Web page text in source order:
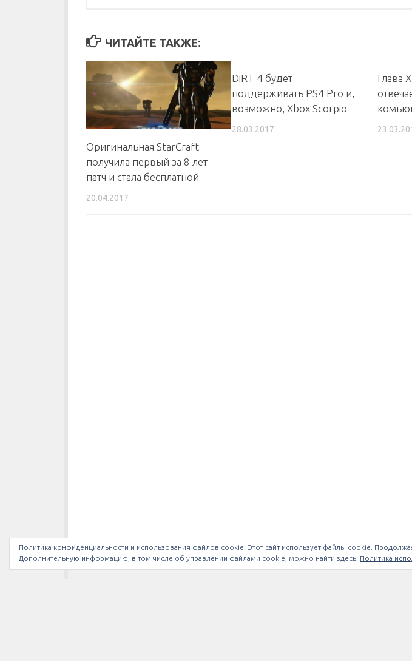
ЧИТАЙТЕ ТАКЖЕ:
Оригинальная StarCraft
получила первый за 8 лет
патч и стала бесплатной
20.04.2017
DiRT 4 будет
поддерживать PS4 Pro и,
возможно, Xbox Scorpio
28.03.2017
Глава
Политика конфиденциальности и использования файлов сookie: Этот сайт использует файлы cookie.
Дополнительную информацию, в том числе об управлении файлами cookie, можно найти здесь: Политика